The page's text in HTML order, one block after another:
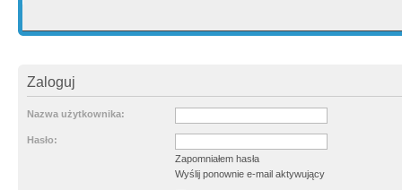
Zaloguj
Nazwa użytkownika:
Hasło:
Zapomniałem hasła
Wyślij ponownie e-mail aktywujący